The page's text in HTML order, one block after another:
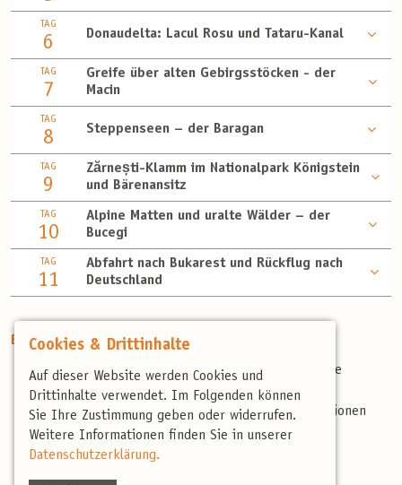
Cookies & Drittinhalte
Auf dieser Website werden Cookies und
Drittinhalte verwendet. Im Folgenden können
Sie Ihre Zustimmung geben oder widerrufen.
Weitere Informationen finden Sie in unserer
Datenschutzerklärung.
TAG
6 Donaudelta: Lacul Rosu und Tataru-Kanal
TAG
7
Greife über alten Gebirgsstöcken - der
Macin
TAG
8 Steppenseen – der Baragan
TAG
9
Zărnești-Klamm im Nationalpark Königstein
und Bärenansitz
TAG
10
Alpine Matten und uralte Wälder – der
Bucegi
TAG
11
Abfahrt nach Bukarest und Rückflug nach
Deutschland
Enthaltene Leistungen
Flug ab/ bis Frankfurt in der Economy-Class (andere
Abflughäfen auf Anfrage, ggf. mit Aufpreis)
10 Übernachtungen in Mittelklassehotels und Pensionen
Vollpension
Transport im Kleinbus
Mit dem Schiff ins Donaudelta